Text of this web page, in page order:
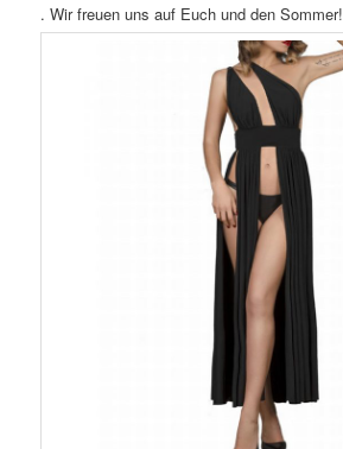
. Wir freuen uns auf Euch und den Sommer!